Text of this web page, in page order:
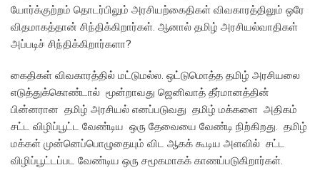
யோர்க்குற்றம் தொடர்பிலும் அரசியற்கைதிகள் விவகாரத்திலும் ஒரே
விதமாகத்தான் சிந்திக்கிறார்கள். ஆனால் தமிழ் அரசியல்வாதிகள்
அப்படிச் சிந்திக்கிறார்களா?
கைதிகள் விவகாரத்தில் மட்டுமல்ல. ஒட்டுமொத்த தமிழ் அரசியலை
எடுத்துக்கொண்டால் மூன்றாவது ஜெனிவாத் தீர்மானத்தின்
பின்னரான தமிழ் அரசியல் எனப்படுவது தமிழ் மக்களை அதிகம்
சட்ட விழிப்பூட்ட வேண்டிய ஒரு தேவையை வேண்டி நிற்கிறது. தமிழ்
மக்கள் முன்னெப்பொழுதையும் விட ஆகக் கூடிய அளவில் சட்ட
விழிப்பூட்டப்பட வேண்டிய ஒரு சமூகமாகக் காணப்படுகிறார்கள்.